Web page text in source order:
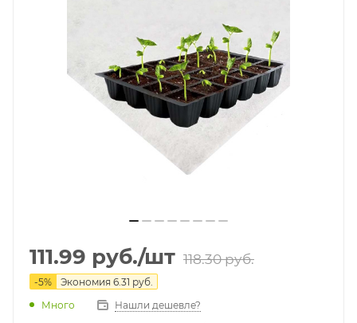
111.99 руб./шт 118.30руб.
-5% Экономия 6.31 руб.
Много
Нашли дешевле?